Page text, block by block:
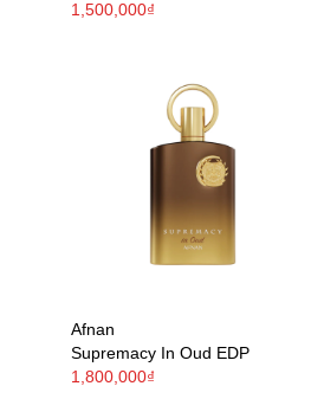
1,500,000₫
Afnan
Supremacy In Oud EDP
1,800,000₫